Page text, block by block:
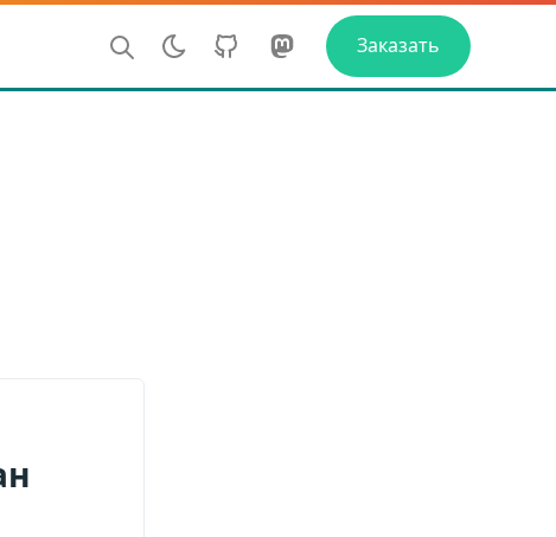
GitHub MastadonЗаказать